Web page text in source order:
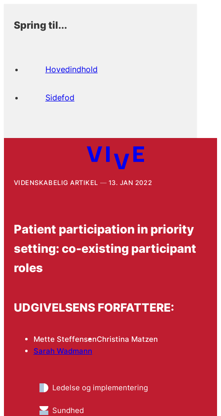
Spring til...
Hovedindhold
Sidefod
VIDENSKABELIG ARTIKEL 13. JAN 2022
Patient participation in priority
setting: co-existing participant
roles
UDGIVELSENS FORFATTERE:
Mette SteffensenChristina Matzen
Sarah Wadmann
Ledelse og implementering
Sundhed